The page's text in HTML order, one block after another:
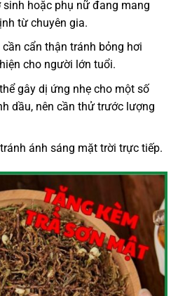
sinh hoặc phụ nữ đang mang
từ chuyên gia.
cẩn thận tránh bỏng hơi
cho người lớn tuổi.
gây dị ứng nhẹ cho một số
dầu, nên cần thử trước lượng
ánh sáng mặt trời trực tiếp.